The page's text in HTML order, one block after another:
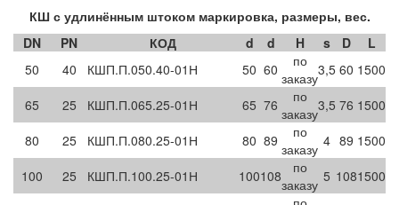
КШ с удлинённым штоком маркировка, размеры, вес.
DN
PN КОД d d H s D
L
50
40 КШП.П.050.40-01Н 50 60
по
заказу3,5 60 1500
65
25 КШП.П.065.25-01Н 65 76
по
заказу3,5 76 1500
80
25 КШП.П.080.25-01Н 80 89
по
заказу 4 89 1500
100
25 КШП.П.100.25-01Н 100108
по
заказу 5 1081500